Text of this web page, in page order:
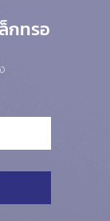
กทรอ